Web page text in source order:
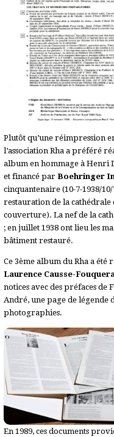
Plutôt qu’une réimpression
l’association Rha a préféré
album en hommage à Henri
et financé par Boehringer
cinquantenaire (10-7-1938/
restauration de la
couverture). La nef de la
; en juillet 1938 ont lieu les
bâtiment restauré.
Ce 3ème album du Rha a été
Laurence Causse-
notices avec des préfaces de
André, une page de légende
photographies.
En 1989, ces documents